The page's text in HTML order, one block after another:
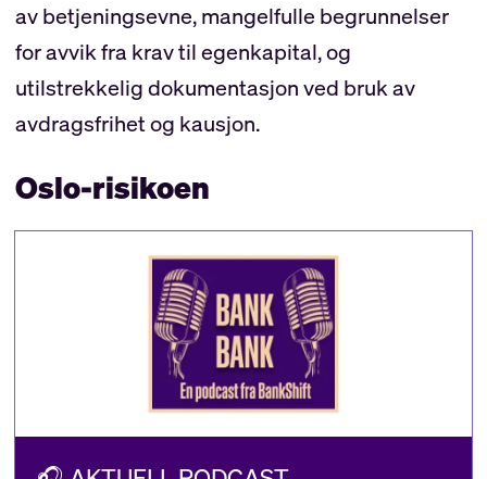
av betjeningsevne, mangelfulle begrunnelser
for avvik fra krav til egenkapital, og
utilstrekkelig dokumentasjon ved bruk av
avdragsfrihet og kausjon.
Oslo-risikoen